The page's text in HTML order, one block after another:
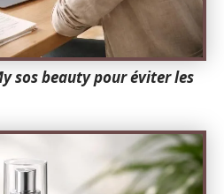
sos beauty pour éviter les